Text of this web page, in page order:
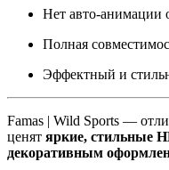
Нет авто-анимации
Полная
Эффектный и
Famas | Wild Sports —
ценят яркие, стильные
декоративным